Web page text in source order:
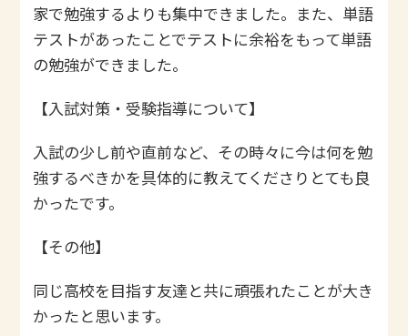
家で勉強するよりも集中できました。また、単語
テストがあったことでテストに余裕をもって単語
の勉強ができました。
【入試対策・受験指導について】
入試の少し前や直前など、その時々に今は何を勉
強するべきかを具体的に教えてくださりとても良
かったです。
【その他】
同じ高校を目指す友達と共に頑張れたことが大き
かったと思います。